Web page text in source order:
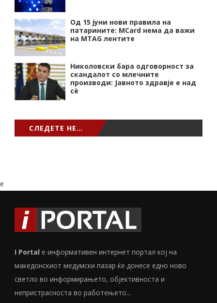
Од 15 јуни нови правила на
патарините: MCard нема да важи
на MTAG лентите
Николовски бара одговорност за
скандалот со млечните
производи: Јавното здравје е над
сѐ
СЛЕДЕТЕ НЕ…
e
I Portal е информативен интернет портал кој на
македонскиот медумски пазар ќе донесе едно ново
светло во информирањето, објективноста и
непристрасноста во работењето...